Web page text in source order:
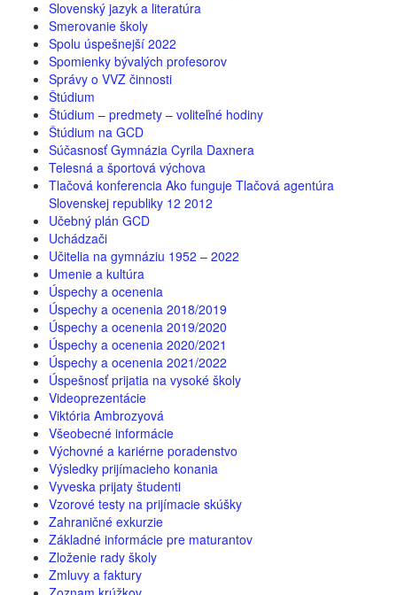
Slovenský jazyk a literatúra
Smerovanie školy
Spolu úspešnejší 2022
Spomienky bývalých profesorov
Správy o VVZ činnosti
Štúdium
Štúdium – predmety – voliteľné hodiny
Štúdium na GCD
Súčasnosť Gymnázia Cyrila Daxnera
Telesná a športová výchova
Tlačová konferencia Ako funguje Tlačová agentúra
Slovenskej republiky 12 2012
Učebný plán GCD
Uchádzači
Učitelia na gymnáziu 1952 – 2022
Umenie a kultúra
Úspechy a ocenenia
Úspechy a ocenenia 2018/2019
Úspechy a ocenenia 2019/2020
Úspechy a ocenenia 2020/2021
Úspechy a ocenenia 2021/2022
Úspešnosť prijatia na vysoké školy
Videoprezentácie
Viktória Ambrozyová
Všeobecné informácie
Výchovné a kariérne poradenstvo
Výsledky prijímacieho konania
Vyveska prijaty študenti
Vzorové testy na prijímacie skúšky
Zahraničné exkurzie
Základné informácie pre maturantov
Zloženie rady školy
Zmluvy a faktury